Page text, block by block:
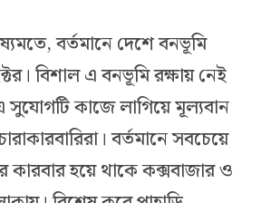
বর্তমানে দেশে বনভূমি
বিশাল এ বনভূমি রক্ষায় নেই
সুযোগটি কাজে লাগিয়ে মূল্যবান
বর্তমানে সবচেয়ে
কারবার হয়ে থাকে কক্সবাজার ও